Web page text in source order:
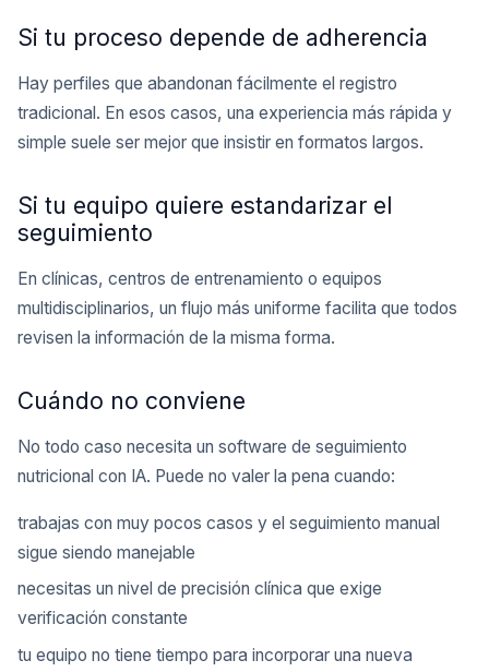
Si tu proceso depende de adherencia
Hay perfiles que abandonan fácilmente el registro
tradicional. En esos casos, una experiencia más rápida y
simple suele ser mejor que insistir en formatos largos.
Si tu equipo quiere estandarizar el
seguimiento
En clínicas, centros de entrenamiento o equipos
multidisciplinarios, un flujo más uniforme facilita que todos
revisen la información de la misma forma.
Cuándo no conviene
No todo caso necesita un software de seguimiento
nutricional con IA. Puede no valer la pena cuando:
trabajas con muy pocos casos y el seguimiento manual
sigue siendo manejable
necesitas un nivel de precisión clínica que exige
verificación constante
tu equipo no tiene tiempo para incorporar una nueva